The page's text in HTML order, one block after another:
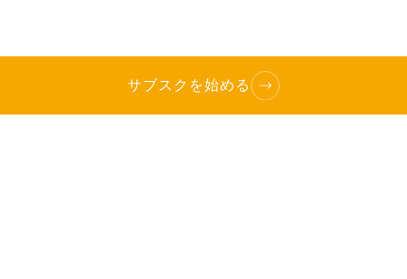
サブスクを始める